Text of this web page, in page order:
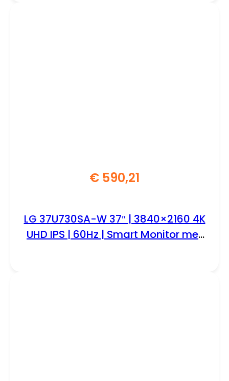
€ 590,21
LG 37U730SA-W 37″ | 3840×2160 4K
UHD IPS | 60Hz | Smart Monitor met